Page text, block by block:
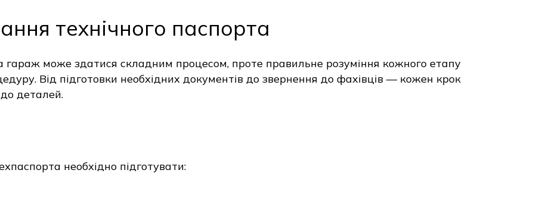
технічного паспорта
гараж може здатися складним процесом, проте правильне розуміння кожного етапу
Від підготовки необхідних документів до звернення до фахівців — кожен крок
деталей.
необхідно підготувати: